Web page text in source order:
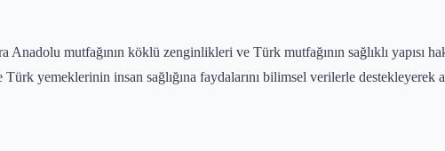
Anadolu mutfağının köklü zenginlikleri ve Türk mutfağının sağlıklı yapısı
yemeklerinin insan sağlığına faydalarını bilimsel verilerle destekleyerek